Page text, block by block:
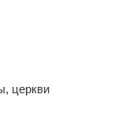
церкви